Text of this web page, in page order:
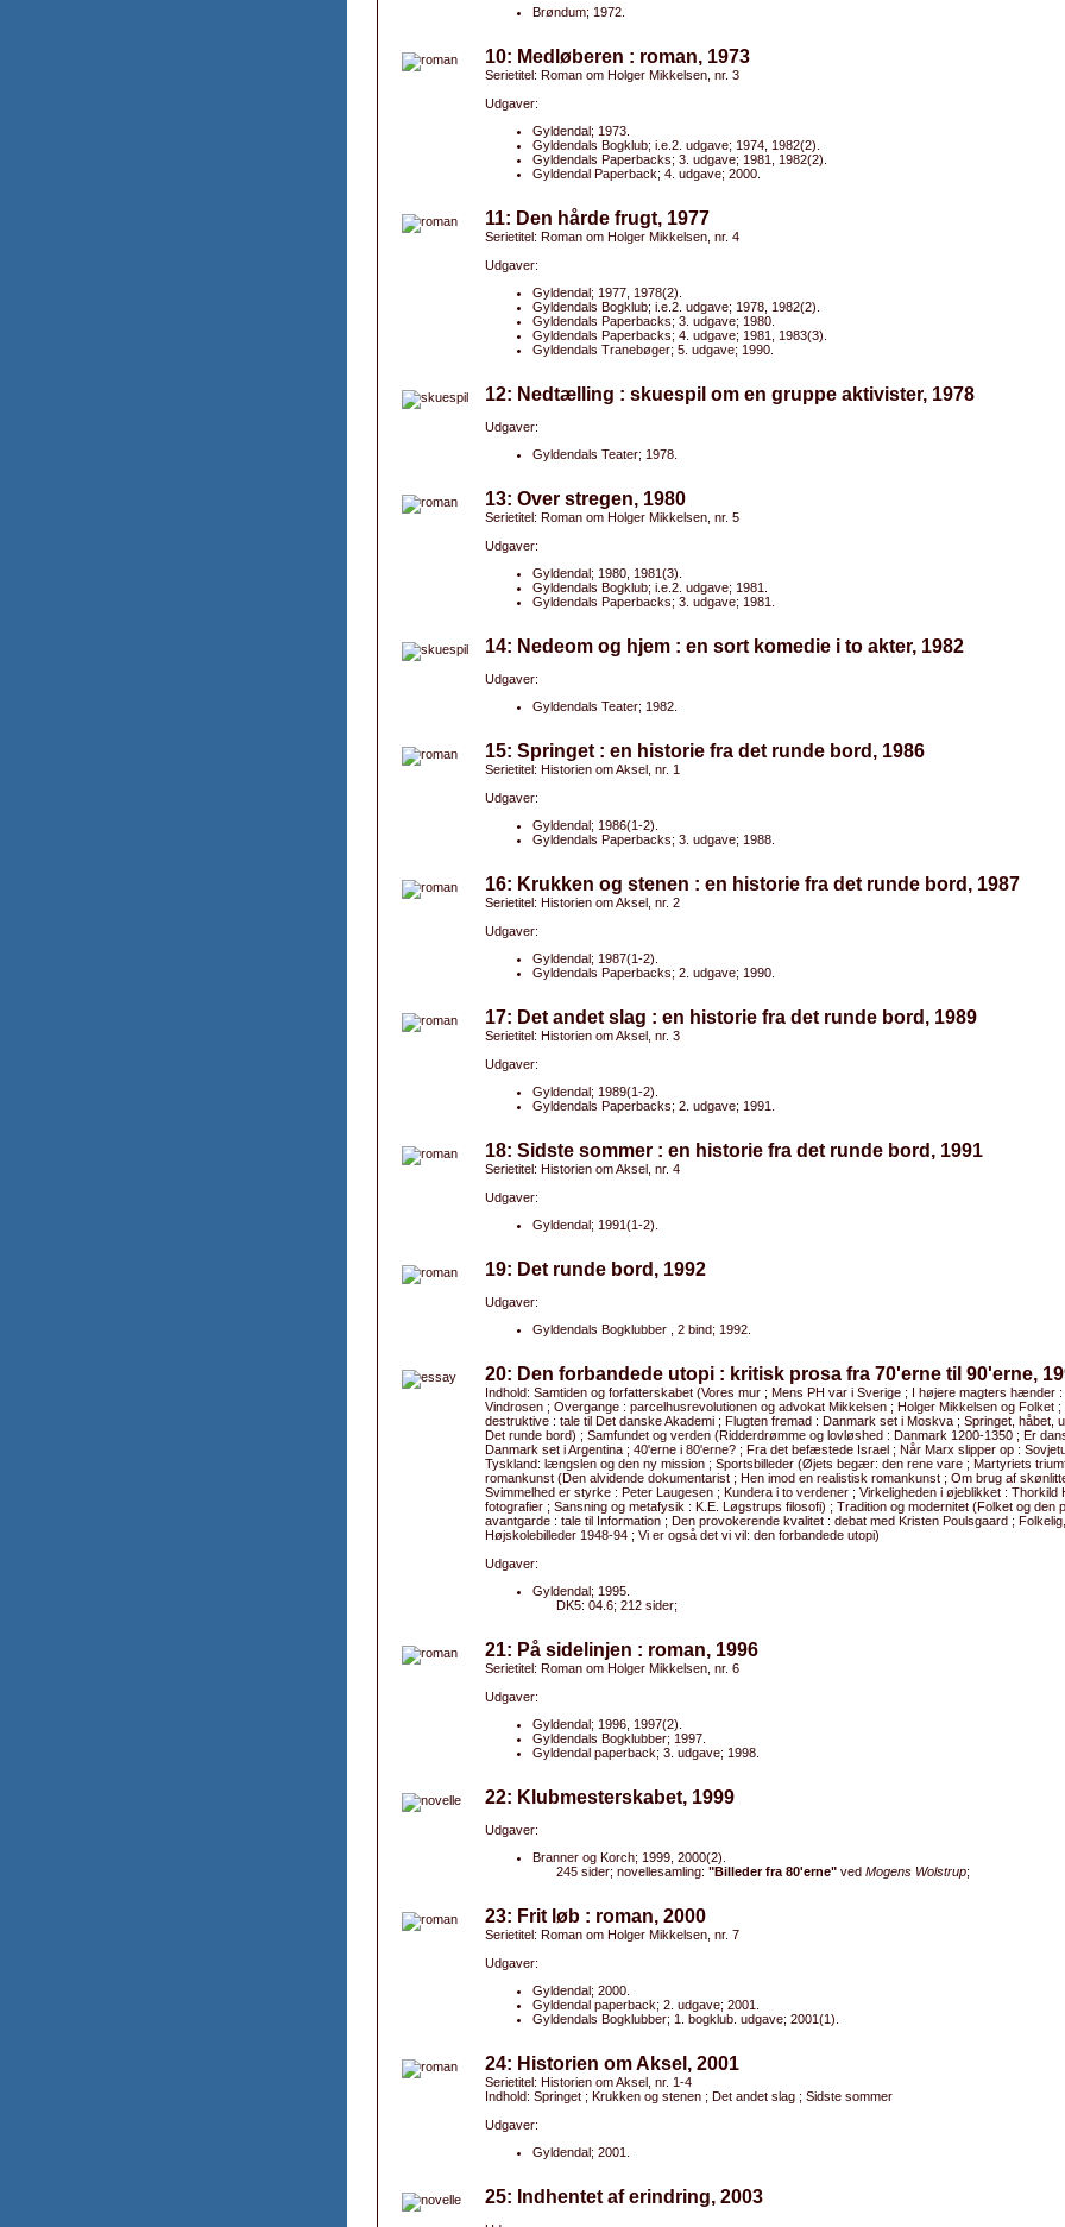
Brøndum; 1972.
10: Medløberen : roman, 1973
Serietitel: Roman om Holger Mikkelsen, nr. 3
Udgaver:
Gyldendal; 1973.
Gyldendals Bogklub; i.e.2. udgave; 1974, 1982(2).
Gyldendals Paperbacks; 3. udgave; 1981, 1982(2).
Gyldendal Paperback; 4. udgave; 2000.
11: Den hårde frugt, 1977
Serietitel: Roman om Holger Mikkelsen, nr. 4
Udgaver:
Gyldendal; 1977, 1978(2).
Gyldendals Bogklub; i.e.2. udgave; 1978, 1982(2).
Gyldendals Paperbacks; 3. udgave; 1980.
Gyldendals Paperbacks; 4. udgave; 1981, 1983(3).
Gyldendals Tranebøger; 5. udgave; 1990.
12: Nedtælling : skuespil om en gruppe aktivister, 1978
Udgaver:
Gyldendals Teater; 1978.
13: Over stregen, 1980
Serietitel: Roman om Holger Mikkelsen, nr. 5
Udgaver:
Gyldendal; 1980, 1981(3).
Gyldendals Bogklub; i.e.2. udgave; 1981.
Gyldendals Paperbacks; 3. udgave; 1981.
14: Nedeom og hjem : en sort komedie i to akter, 1982
Udgaver:
Gyldendals Teater; 1982.
15: Springet : en historie fra det runde bord, 1986
Serietitel: Historien om Aksel, nr. 1
Udgaver:
Gyldendal; 1986(1-2).
Gyldendals Paperbacks; 3. udgave; 1988.
16: Krukken og stenen : en historie fra det runde bord, 1987
Serietitel: Historien om Aksel, nr. 2
Udgaver:
Gyldendal; 1987(1-2).
Gyldendals Paperbacks; 2. udgave; 1990.
17: Det andet slag : en historie fra det runde bord, 1989
Serietitel: Historien om Aksel, nr. 3
Udgaver:
Gyldendal; 1989(1-2).
Gyldendals Paperbacks; 2. udgave; 1991.
18: Sidste sommer : en historie fra det runde bord, 1991
Serietitel: Historien om Aksel, nr. 4
Udgaver:
Gyldendal; 1991(1-2).
19: Det runde bord, 1992
Udgaver:
Gyldendals Bogklubber , 2 bind; 1992.
20: Den forbandede utopi : kritisk prosa fra 70'erne til 90'erne,
Indhold: Samtiden og forfatterskabet (Vores mur ; Mens PH var i Sverige ; I højere magters hænder
Vindrosen ; Overgange : parcelhusrevolutionen og advokat Mikkelsen ; Holger Mikkelsen og Folket ;
destruktive : tale til Det danske Akademi ; Flugten fremad : Danmark set i Moskva ; Springet, håbet,
Det runde bord) ; Samfundet og verden (Ridderdrømme og lovløshed : Danmark 1200-1350 ; Er
Danmark set i Argentina ; 40'erne i 80'erne? ; Fra det befæstede Israel ; Når Marx slipper op :
Tyskland: længslen og den ny mission ; Sportsbilleder (Øjets begær: den rene vare ; Martyriets
romankunst (Den alvidende dokumentarist ; Hen imod en realistisk romankunst ; Om brug af
Svimmelhed er styrke : Peter Laugesen ; Kundera i to verdener ; Virkeligheden i øjeblikket : Thorkild
fotografier ; Sansning og metafysik : K.E. Løgstrups filosofi) ; Tradition og modernitet (Folket og den
avantgarde : tale til Information ; Den provokerende kvalitet : debat med Kristen Poulsgaard ;
Højskolebilleder 1948-94 ; Vi er også det vi vil: den forbandede utopi)
Udgaver:
Gyldendal; 1995.
DK5: 04.6; 212 sider;
21: På sidelinjen : roman, 1996
Serietitel: Roman om Holger Mikkelsen, nr. 6
Udgaver:
Gyldendal; 1996, 1997(2).
Gyldendals Bogklubber; 1997.
Gyldendal paperback; 3. udgave; 1998.
22: Klubmesterskabet, 1999
Udgaver:
Branner og Korch; 1999, 2000(2).
245 sider; novellesamling: "Billeder fra 80'erne" ved Mogens Wolstrup;
23: Frit løb : roman, 2000
Serietitel: Roman om Holger Mikkelsen, nr. 7
Udgaver:
Gyldendal; 2000.
Gyldendal paperback; 2. udgave; 2001.
Gyldendals Bogklubber; 1. bogklub. udgave; 2001(1).
24: Historien om Aksel, 2001
Serietitel: Historien om Aksel, nr. 1-4
Indhold: Springet ; Krukken og stenen ; Det andet slag ; Sidste sommer
Udgaver:
Gyldendal; 2001.
25: Indhentet af erindring, 2003